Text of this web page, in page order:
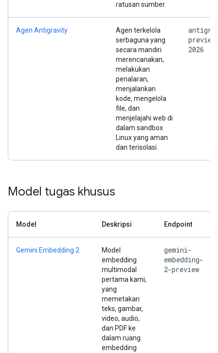
ratusan sumber.
Agen Antigravity
Agen terkelola
serbaguna yang
secara mandiri
merencanakan,
melakukan
penalaran,
menjalankan
kode, mengelola
file, dan
menjelajahi web di
dalam sandbox
Linux yang aman
dan terisolasi.
2026
Model tugas khusus
Model Deskripsi Endpoint
Gemini Embedding 2
Model
embedding
multimodal
pertama kami,
yang
memetakan
teks, gambar,
video, audio,
dan PDF ke
dalam ruang
embedding
gemini-
embedding-
2-preview